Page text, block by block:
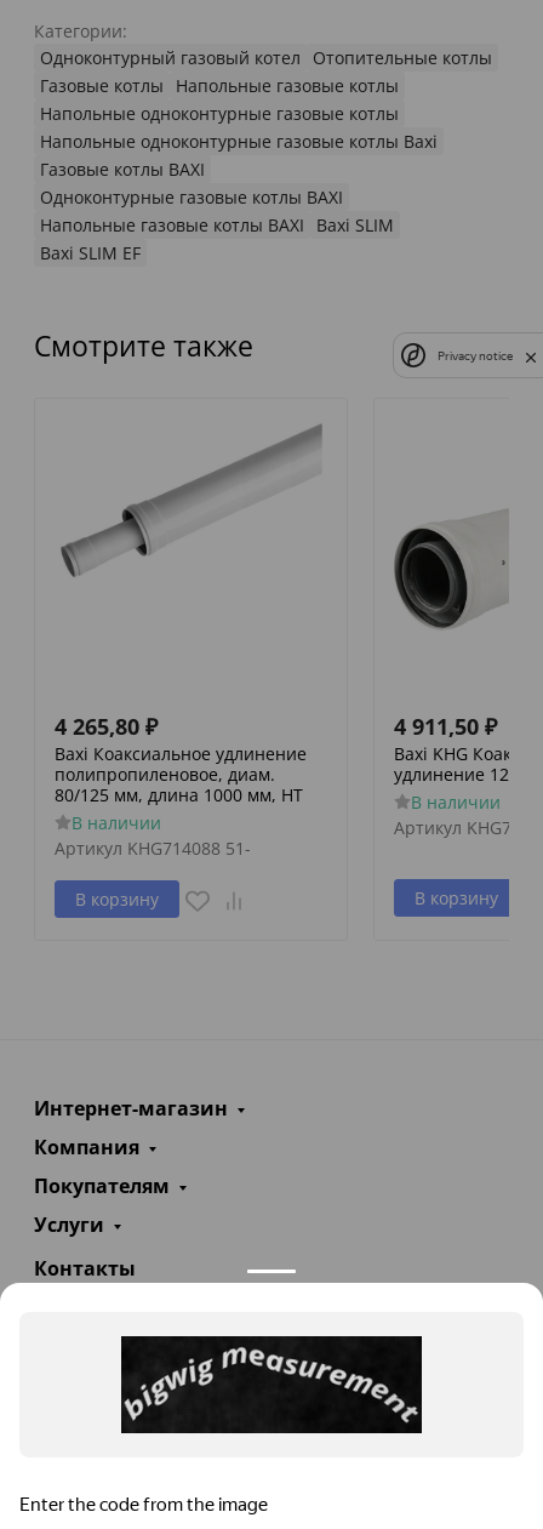
Категории:
Одноконтурный газовый котел
Отопительные котлы
Газовые котлы
Напольные газовые котлы
Напольные одноконтурные газовые котлы
Напольные одноконтурные газовые котлы Baxi
Газовые котлы BAXI
Одноконтурные газовые котлы BAXI
Напольные газовые котлы BAXI
Baxi SLIM
Baxi SLIM EF
Смотрите также
4 265,80 ₽
Baxi Коаксиальное удлинение
полипропиленовое, диам.
80/125 мм, длина 1000 мм, HT
В наличии
Артикул KHG714088 51-
В корзину
4 911,50 ₽
Baxi KHG
удлинение 125/
В наличии
Артикул
В корзину
Интернет-магазин
Компания
Покупателям
Услуги
Контакты
info@teploexpert.com
Пн—Сб 09:00 – 18:00
TeploExpert.com © 2008 - 2026 Оборудование для
Privacy notice